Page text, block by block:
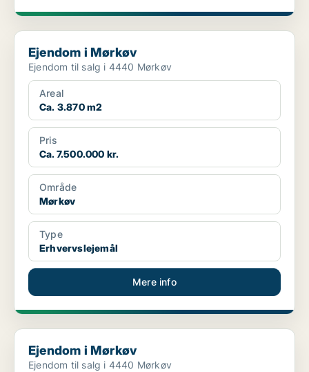
Ejendom i Mørkøv
Ejendom i Mørkøv
Ejendom til salg i 4440 Mørkøv
Areal
Ca. 3.870 m2
Pris
Ca. 7.500.000 kr.
Område
Mørkøv
Type
Erhvervslejemål
Mere info
Ejendom i Mørkøv
Ejendom i Mørkøv
Ejendom til salg i 4440 Mørkøv